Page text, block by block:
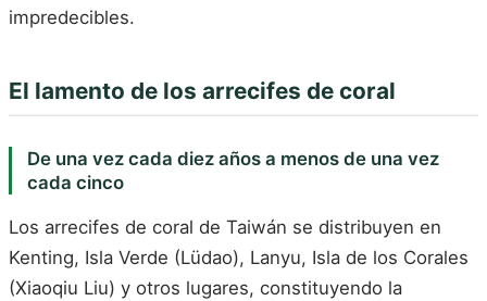
impredecibles.
El lamento de los arrecifes de coral
De una vez cada diez años a menos de una vez
cada cinco
Los arrecifes de coral de Taiwán se distribuyen en
Kenting, Isla Verde (Lüdao), Lanyu, Isla de los Corales
(Xiaoqiu Liu) y otros lugares, constituyendo la